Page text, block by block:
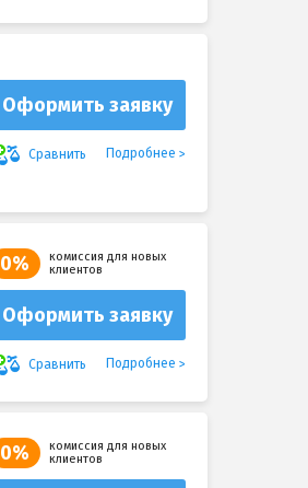
Оформить заявку
Сравнить Подробнее
0%
комиссия для новых
клиентов
Оформить заявку
Сравнить Подробнее
0%
комиссия для новых
клиентов